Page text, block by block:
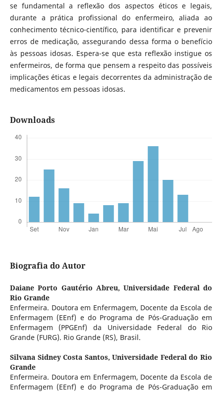
se fundamental a reflexão dos aspectos éticos e legais,
durante a prática profissional do enfermeiro, aliada ao
conhecimento técnico-científico, para identificar e prevenir
erros de medicação, assegurando dessa forma o benefício
às pessoas idosas. Espera-se que esta reflexão instigue os
enfermeiros, de forma que pensem a respeito das possíveis
implicações éticas e legais decorrentes da administração de
medicamentos em pessoas idosas.
Downloads
Biografia do Autor
Daiane Porto Gautério Abreu,Universidade Federal do
Rio Grande
Enfermeira. Doutora em Enfermagem, Docente da Escola de
Enfermagem (EEnf) e do Programa de Pós-Graduação em
Enfermagem (PPGEnf) da Universidade Federal do Rio
Grande (FURG). Rio Grande (RS), Brasil.
Silvana Sidney Costa Santos,Universidade Federal do Rio
Grande
Enfermeira. Doutora em Enfermagem, Docente da Escola de
Enfermagem (EEnf) e do Programa de Pós-Graduação em